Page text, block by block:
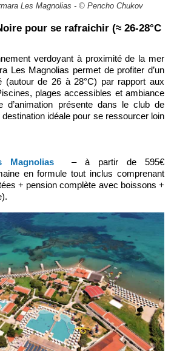
Les Magnolias - © Pencho Chukov
pour se rafraichir (≈ 26-28°C
Les Magnolias permet de profiter d’un
(autour de 26 à 28°C) par rapport aux
plages accessibles et ambiance
d’animation présente dans le club de
idéale pour se ressourcer loin
Magnolias – à partir de 595€
en formule tout inclus comprenant
+ pension complète avec boissons +